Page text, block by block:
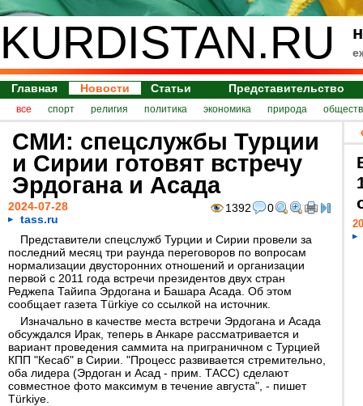
KURDISTAN.RU
Главная Новости Статьи Представительство
все спорт религия политика экономика природа
СМИ: спецслужбы Турции
и Сирии готовят встречу
Эрдогана и Асада
1392 0
2024-07-28
tass.ru
Представители спецслужб Турции и Сирии провели за
последний месяц три раунда переговоров по вопросам
нормализации двусторонних отношений и организации
первой с 2011 года встречи президентов двух стран
Реджепа Тайипа Эрдогана и Башара Асада. Об этом
сообщает газета Türkiye со ссылкой на источник.
Изначально в качестве места встречи Эрдогана и Асада
обсуждался Ирак, теперь в Анкаре рассматривается и
вариант проведения саммита на приграничном с Турцией
КПП "Кесаб" в Сирии. "Процесс развивается стремительно,
оба лидера (Эрдоган и Асад - прим. ТАСС) сделают
совместное фото максимум в течение августа", - пишет
Türkiye.